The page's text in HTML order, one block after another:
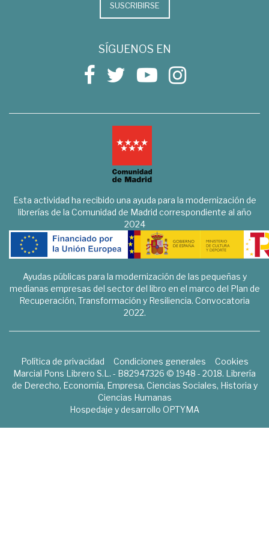
SUSCRIBIRSE
SÍGUENOS EN
Esta actividad ha recibido una ayuda para la modernización de
librerías de la Comunidad de Madrid correspondiente al año
2024
Ayudas públicas para la modernización de las pequeñas y
medianas empresas del sector del libro en el marco del Plan de
Recuperación, Transformación y Resiliencia. Convocatoria
2022.
Política de privacidad Condiciones generales
Cookies
Marcial Pons Librero S.L. - B82947326 © 1948 - 2018. Librería
de Derecho, Economía, Empresa, Ciencias Sociales, Historia y
Ciencias Humanas
Hospedaje y desarrollo OPTYMA